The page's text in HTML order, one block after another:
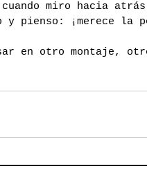
miro hacia
pienso: ¡merece la
en otro montaje,